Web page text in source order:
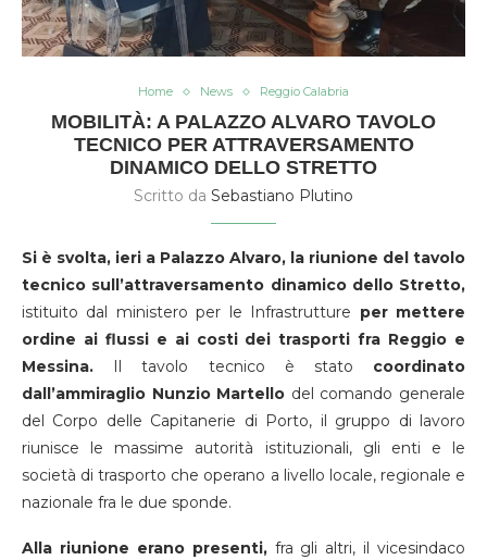
Home News Reggio Calabria
MOBILITÀ: A PALAZZO ALVARO TAVOLO
TECNICO PER ATTRAVERSAMENTO
DINAMICO DELLO STRETTO
Scritto da Sebastiano Plutino
Si è svolta, ieri a Palazzo Alvaro, la riunione del tavolo
tecnico sull’attraversamento dinamico dello Stretto,
istituito dal ministero per le Infrastrutture per mettere
ordine ai flussi e ai costi dei trasporti fra Reggio e
Messina. Il tavolo tecnico è stato coordinato
dall’ammiraglio Nunzio Martello del comando generale
del Corpo delle Capitanerie di Porto, il gruppo di lavoro
riunisce le massime autorità istituzionali, gli enti e le
società di trasporto che operano a livello locale, regionale e
nazionale fra le due sponde.
Alla riunione erano presenti,fra gli altri, il vicesindaco